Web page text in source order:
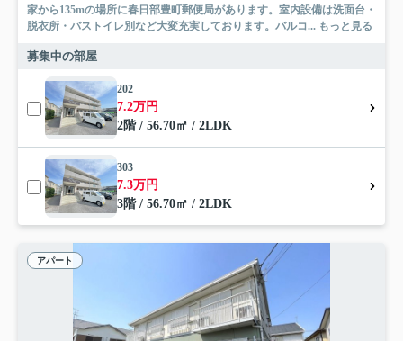
家から135mの場所に春日部豊町郵便局があります。室内設備は洗面台・
脱衣所・バストイレ別など大変充実しております。バルコ... もっと見る
募集中の部屋
202
7.2万円
2階 / 56.70㎡ / 2LDK
303
7.3万円
3階 / 56.70㎡ / 2LDK
アパート